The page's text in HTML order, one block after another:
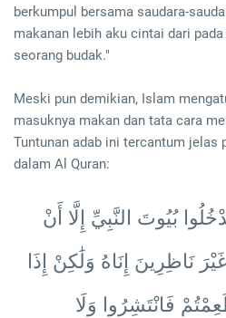
berkumpul bersama saudara-
makanan lebih aku cintai dari
seorang budak."
Meski pun demikian, Islam
masuknya makan dan tata cara
Tuntunan adab ini tercantum jelas
dalam Al Quran:
بُيُوتَ النَّبِيِّ إِلَّا أَنْ
نَاظِرِينَ إِنَاهُ وَلَٰكِنْ إِذَا
فَانْتَشِرُوا وَلَا